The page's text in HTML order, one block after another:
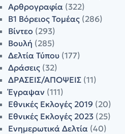
Αρθρογραφία(322)
Β1 Βόρειος Τομέας(286)
Βίντεο (293)
Βουλή (285)
Δελτία Τύπου(177)
Δράσεις(32)
ΔΡΑΣΕΙΣ/ΑΠΟΨΕΙΣ(11)
Έγραψαν (111)
Εθνικές Εκλογές 2019 (20)
Εθνικές Εκλογές 2023(25)
Ενημερωτικά Δελτία(40)